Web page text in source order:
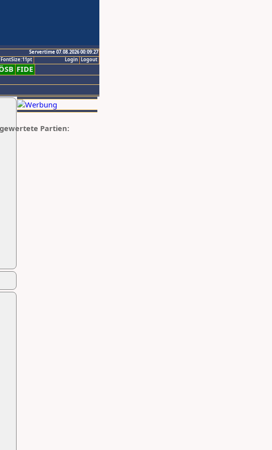
Servertime 07.08.2026 00:09:27
Logout
Login
FontSize:11pt
FIDE
gewertete Partien: